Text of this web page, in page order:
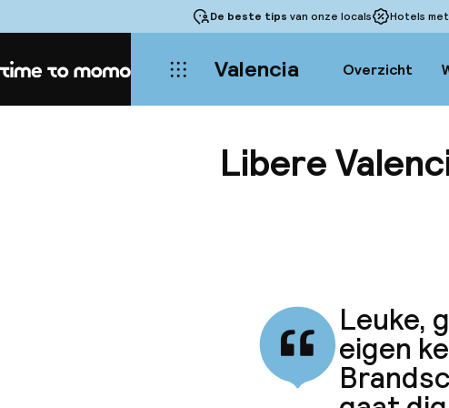
De beste tips van onze locals Hotels
Home Valencia Overzicht
Libere
Leuke,
eigen